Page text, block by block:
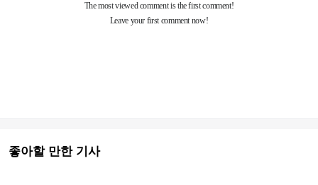
좋아할 만한 기사